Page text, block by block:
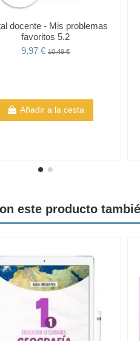
docente - Mis problemas
favoritos 5.2
9,97 €10,49 €
Añadir a la cesta
este producto